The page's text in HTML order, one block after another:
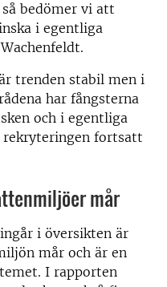
bedömer vi att
i egentliga
trenden stabil men i
har fångsterna
och i egentliga
rekryteringen fortsatt
mår
i översikten är
mår och är en
I rapporten